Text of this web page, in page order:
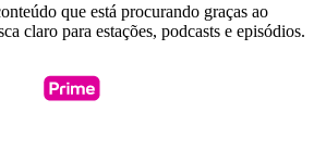
que está procurando graças ao
claro para estações, podcasts e episódios.